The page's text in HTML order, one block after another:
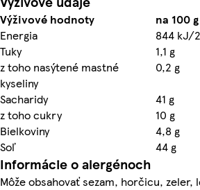
Výživové hodnoty
na 100
Energia
844 kJ/
Tuky
1,1 g
z toho nasýtené mastné
kyseliny
0,2 g
Sacharidy
41 g
z toho cukry
10 g
Bielkoviny
4,8 g
Soľ
44 g
Informácie o alergénoch
Môže obsahovať sezam, horčicu, zeler,